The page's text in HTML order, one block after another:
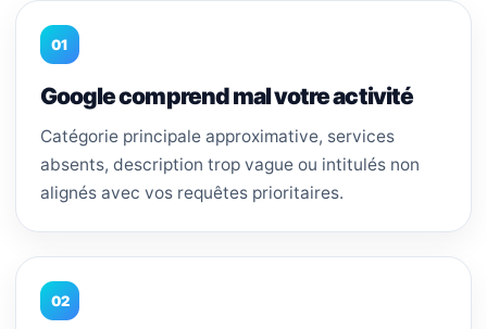
01
Google comprend mal votre activité
Catégorie principale approximative, services
absents, description trop vague ou intitulés non
alignés avec vos requêtes prioritaires.
02